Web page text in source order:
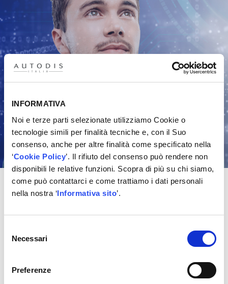
INFORMATIVA
Noi e terze parti selezionate utilizziamo Cookie o
tecnologie simili per finalità tecniche e, con il Suo
consenso, anche per altre finalità come specificato nella
‘Cookie Policy’. Il rifiuto del consenso può rendere non
disponibili le relative funzioni. Scopra di più su chi siamo,
come può contattarci e come trattiamo i dati personali
nella nostra ‘Informativa sito’.
delNecessari
Preferenze
Ore 12.30
Ore 13.00